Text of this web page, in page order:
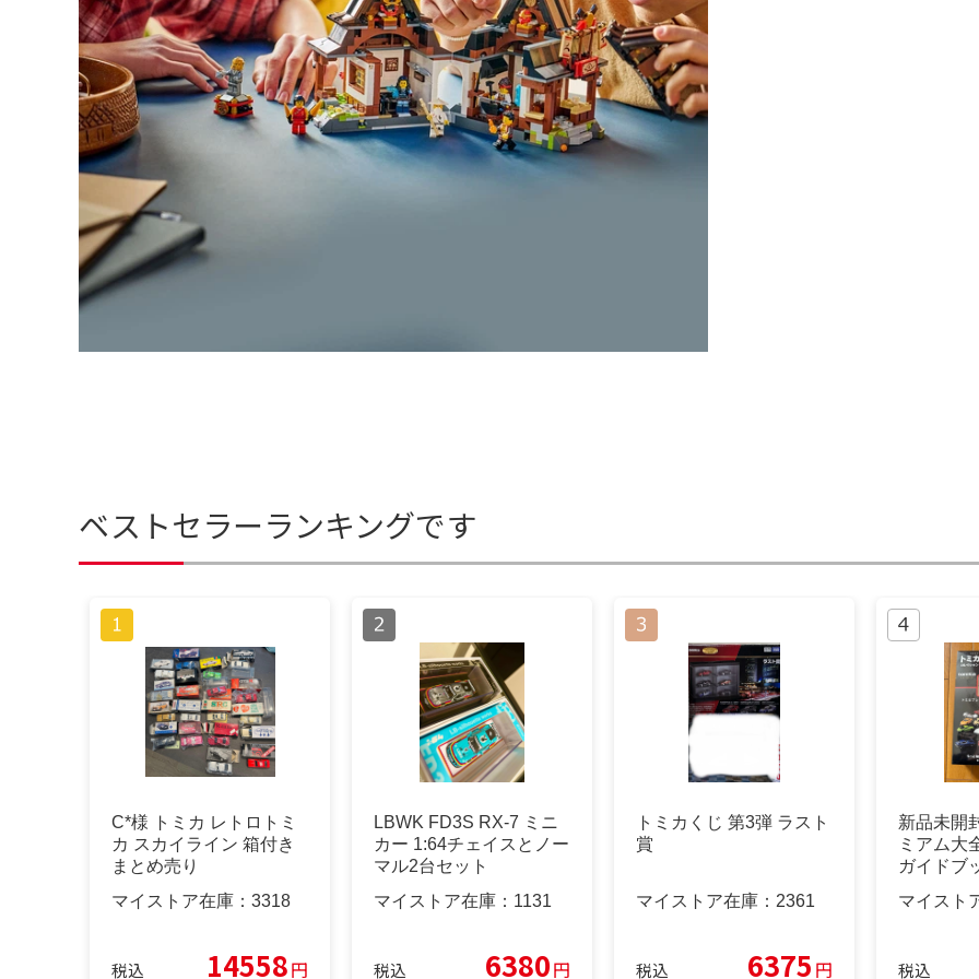
ベストセラーランキングです
C*︎様 トミカ レトロトミ
カ スカイライン 箱付き
まとめ売り
マイストア在庫： 3318
税込 14558円
LBWK FD3S RX-7 ミニ
カー 1:64チェイスとノー
マル2台セット
マイストア在庫： 1131
税込 6380円
トミカくじ 第3弾 ラスト
賞
マイストア在庫： 2361
税込 6375 円
新品未開
ミアム大
ガイドブ
マイスト
税込